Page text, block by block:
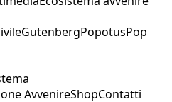
GutenbergPopotusPop
AvvenireShopContatti